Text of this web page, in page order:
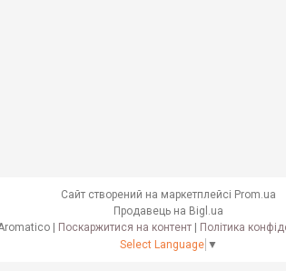
Сайт створений на маркетплейсі Prom.ua
Продавець на Bigl.ua
Поскаржитися на контент
Політика
Select Language ▼